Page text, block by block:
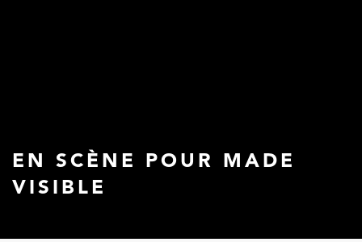
EN SCÈNE POUR MADE
VISIBLE